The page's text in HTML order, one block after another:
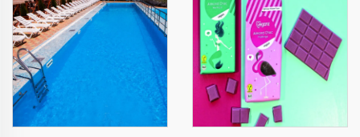
комерцијалне и
стамбене објекте